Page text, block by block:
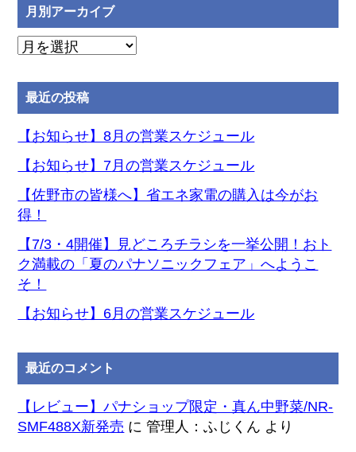
月別アーカイブ
月
ア
ー
カ
ブ
最近の投稿
【お知らせ】8月の営業スケジュール
【お知らせ】7月の営業スケジュール
【佐野市の皆様へ】省エネ家電の購入は今がお
得！
【7/3・4開催】見どころチラシを一挙公開！おト
ク満載の「夏のパナソニックフェア」へようこ
そ！
【お知らせ】6月の営業スケジュール
最近のコメント
【レビュー】パナショップ限定・真ん中野菜/NR-
SMF488X新発売 に管理人：ふじくん より